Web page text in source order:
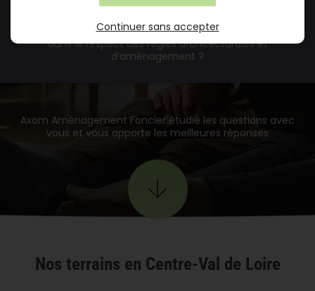
gaz d’eau…) dont vous êtes assuré de la constructibilité
dans le respect des règles architecturales et
d’aménagement ?
Axom Aménagement Foncier étudie les questions avec
vous et vous apporte les meilleures réponses
Nos terrains en Centre-Val de Loire
Continuer sans accepter